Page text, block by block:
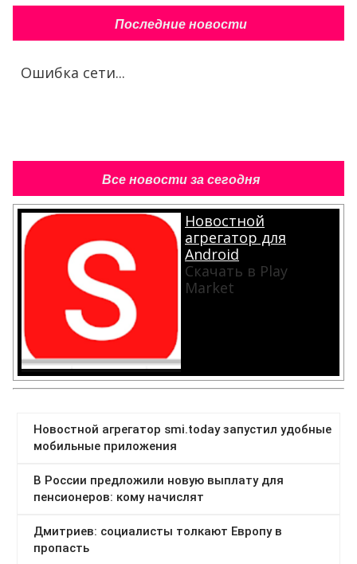
Последние новости
Ошибка сети...
Все новости за сегодня
Новостной
агрегатор для
Android
Скачать в Play
Market